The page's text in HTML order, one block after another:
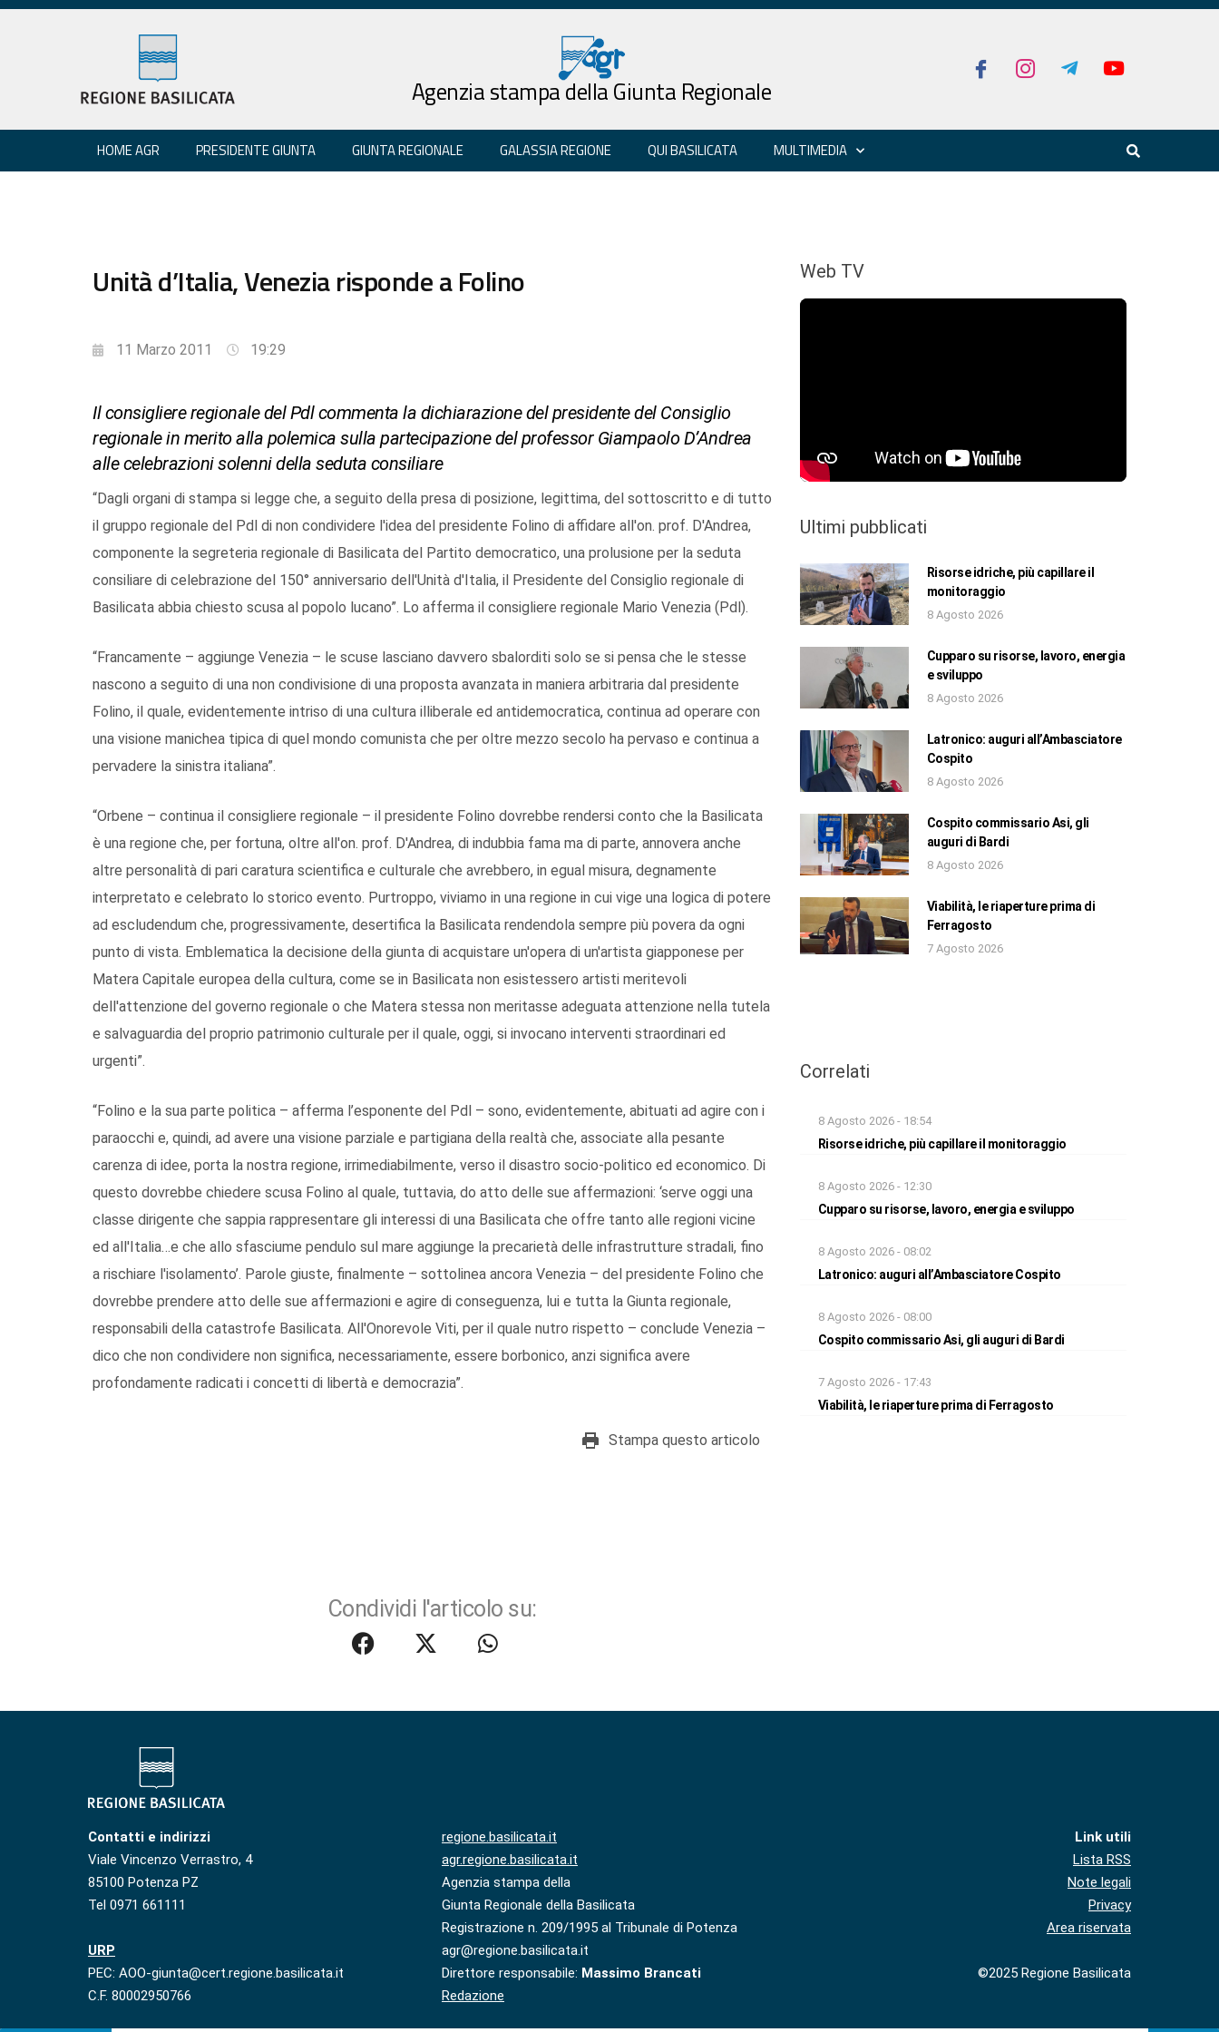
Agenzia stampa della Giunta Regionale
HOME AGR PRESIDENTE GIUNTA GIUNTA REGIONALE GALASSIA REGIONE QUI BASILICATA MULTIMEDIA
Unità d’Italia, Venezia risponde a Folino
11 Marzo 2011 19:29
Il consigliere regionale del Pdl commenta la dichiarazione del presidente del Consiglio
regionale in merito alla polemica sulla partecipazione del professor Giampaolo D’Andrea
alle celebrazioni solenni della seduta consiliare
“Dagli organi di stampa si legge che, a seguito della presa di posizione, legittima, del sottoscritto e di tutto
il gruppo regionale del Pdl di non condividere l'idea del presidente Folino di affidare all'on. prof. D'Andrea,
componente la segreteria regionale di Basilicata del Partito democratico, una prolusione per la seduta
consiliare di celebrazione del 150° anniversario dell'Unità d'Italia, il Presidente del Consiglio regionale di
Basilicata abbia chiesto scusa al popolo lucano”. Lo afferma il consigliere regionale Mario Venezia (Pdl).
“Francamente – aggiunge Venezia – le scuse lasciano davvero sbalorditi solo se si pensa che le stesse
nascono a seguito di una non condivisione di una proposta avanzata in maniera arbitraria dal presidente
Folino, il quale, evidentemente intriso di una cultura illiberale ed antidemocratica, continua ad operare con
una visione manichea tipica di quel mondo comunista che per oltre mezzo secolo ha pervaso e continua a
pervadere la sinistra italiana”.
“Orbene – continua il consigliere regionale – il presidente Folino dovrebbe rendersi conto che la Basilicata
è una regione che, per fortuna, oltre all'on. prof. D'Andrea, di indubbia fama ma di parte, annovera anche
altre personalità di pari caratura scientifica e culturale che avrebbero, in egual misura, degnamente
interpretato e celebrato lo storico evento. Purtroppo, viviamo in una regione in cui vige una logica di potere
ad escludendum che, progressivamente, desertifica la Basilicata rendendola sempre più povera da ogni
punto di vista. Emblematica la decisione della giunta di acquistare un'opera di un'artista giapponese per
Matera Capitale europea della cultura, come se in Basilicata non esistessero artisti meritevoli
dell'attenzione del governo regionale o che Matera stessa non meritasse adeguata attenzione nella tutela
e salvaguardia del proprio patrimonio culturale per il quale, oggi, si invocano interventi straordinari ed
urgenti”.
“Folino e la sua parte politica – afferma l’esponente del Pdl – sono, evidentemente, abituati ad agire con i
paraocchi e, quindi, ad avere una visione parziale e partigiana della realtà che, associate alla pesante
carenza di idee, porta la nostra regione, irrimediabilmente, verso il disastro socio-politico ed economico. Di
questo dovrebbe chiedere scusa Folino al quale, tuttavia, do atto delle sue affermazioni: ‘serve oggi una
classe dirigente che sappia rappresentare gli interessi di una Basilicata che offre tanto alle regioni vicine
ed all'Italia…e che allo sfasciume pendulo sul mare aggiunge la precarietà delle infrastrutture stradali, fino
a rischiare l'isolamento’. Parole giuste, finalmente – sottolinea ancora Venezia – del presidente Folino che
dovrebbe prendere atto delle sue affermazioni e agire di conseguenza, lui e tutta la Giunta regionale,
responsabili della catastrofe Basilicata. All'Onorevole Viti, per il quale nutro rispetto – conclude Venezia –
dico che non condividere non significa, necessariamente, essere borbonico, anzi significa avere
profondamente radicati i concetti di libertà e democrazia”.
Stampa questo articolo
Condividi l'articolo su:
Web TV
Ultimi pubblicati
Risorse idriche, più capillare il
monitoraggio
8 Agosto 2026
Cupparo su risorse, lavoro, energia
e sviluppo
8 Agosto 2026
Latronico: auguri all’Ambasciatore
Cospito
8 Agosto 2026
Cospito commissario Asi, gli
auguri di Bardi
8 Agosto 2026
Viabilità, le riaperture prima di
Ferragosto
7 Agosto 2026
Correlati
8 Agosto 2026 - 18:54
Risorse idriche, più capillare il monitoraggio
8 Agosto 2026 - 12:30
Cupparo su risorse, lavoro, energia e sviluppo
8 Agosto 2026 - 08:02
Latronico: auguri all’Ambasciatore Cospito
8 Agosto 2026 - 08:00
Cospito commissario Asi, gli auguri di Bardi
7 Agosto 2026 - 17:43
Viabilità, le riaperture prima di Ferragosto
Contatti e indirizzi
Viale Vincenzo Verrastro, 4
85100 Potenza PZ
Tel 0971 661111
URP
PEC: AOO-giunta@cert.regione.basilicata.it
C.F. 80002950766
regione.basilicata.it
agr.regione.basilicata.it
Agenzia stampa della
Giunta Regionale della Basilicata
Registrazione n. 209/1995 al Tribunale di Potenza
agr@regione.basilicata.it
Direttore responsabile: Massimo Brancati
Redazione
Link utili
Lista RSS
Note legali
Privacy
Area riservata
©2025 Regione Basilicata